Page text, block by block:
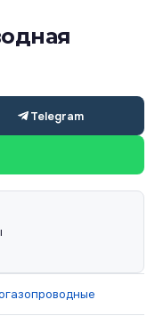
Telegram